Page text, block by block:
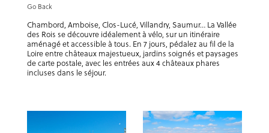
Go Back
Chambord, Amboise, Clos-Lucé, Villandry, Saumur… La Vallée
des Rois se découvre idéalement à vélo, sur un itinéraire
aménagé et accessible à tous. En 7 jours, pédalez au fil de la
Loire entre châteaux majestueux, jardins soignés et paysages
de carte postale, avec les entrées aux 4 châteaux phares
incluses dans le séjour.